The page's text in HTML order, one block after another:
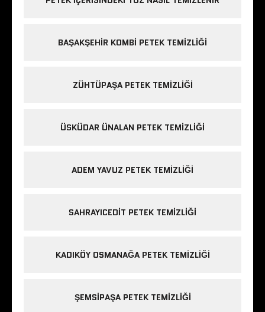
BAŞAKŞEHIR KOMBI PETEK TEMIZLIĞI
ZÜHTÜPAŞA PETEK TEMIZLIĞI
ÜSKÜDAR ÜNALAN PETEK TEMIZLIĞI
ADEM YAVUZ PETEK TEMIZLIĞI
SAHRAYICEDIT PETEK TEMIZLIĞI
KADIKÖY OSMANAĞA PETEK TEMIZLIĞI
ŞEMSIPAŞA PETEK TEMIZLIĞI